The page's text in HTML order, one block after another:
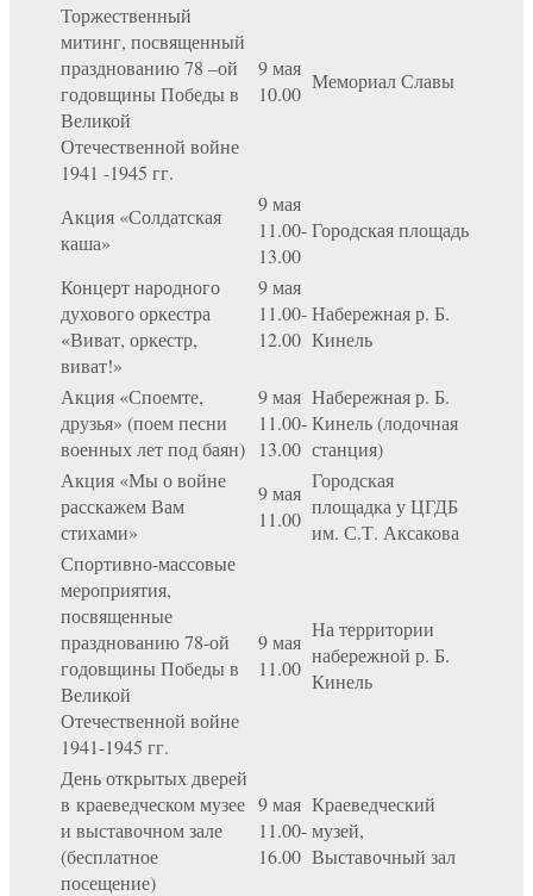
Торжественный
митинг, посвященный
празднованию 78 –ой
годовщины Победы в
Великой
Отечественной войне
1941 -1945 гг.
9 мая
10.00
Мемориал Славы
Акция «Солдатская
каша»
9 мая
11.00-
13.00
Городская площадь
Концерт народного
духового оркестра
«Виват, оркестр,
виват!»
9 мая
11.00-
12.00
Набережная р. Б.
Кинель
Акция «Споемте,
друзья» (поем песни
военных лет под баян)
9 мая
11.00-
13.00
Набережная р. Б.
Кинель (лодочная
станция)
Акция «Мы о войне
расскажем Вам
стихами»
9 мая
11.00
Городская
площадка у ЦГДБ
им. С.Т. Аксакова
Спортивно-массовые
мероприятия,
посвященные
празднованию 78-ой
годовщины Победы в
Великой
Отечественной войне
1941-1945 гг.
9 мая
11.00
На территории
набережной р. Б.
Кинель
День открытых дверей
в краеведческом музее
и выставочном зале
(бесплатное
посещение)
9 мая
11.00-
16.00
Краеведческий
музей,
Выставочный зал